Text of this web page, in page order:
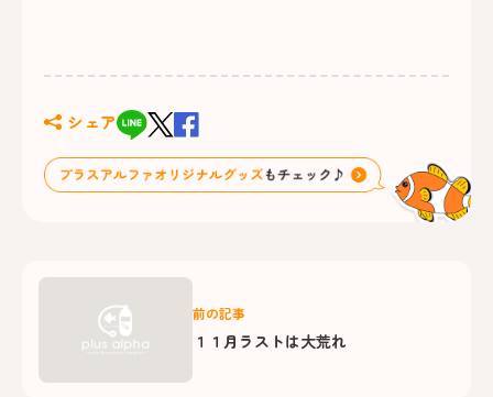
シェア
前の記事
１１月ラストは大荒れ